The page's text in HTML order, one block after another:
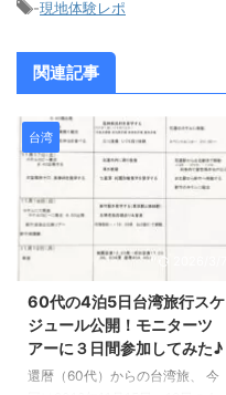
-現地体験レポ
関連記事
台湾
60代の4泊5日台湾旅行スケ
ジュール公開！モニターツ
アーに３日間参加してみた♪
還暦（60代）からの台湾旅、 今